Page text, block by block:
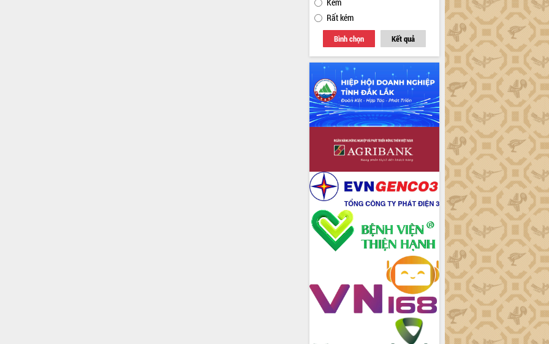
Kém
Rất kém
Bình chọn Kết quả